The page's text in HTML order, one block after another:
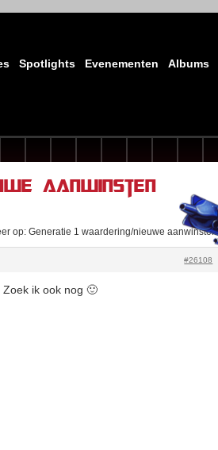
Spotlights Evenementen Albums
aanwinsten
op: Generatie 1 waardering/nieuwe aanwinsten
#26108
ik ook nog 🙂